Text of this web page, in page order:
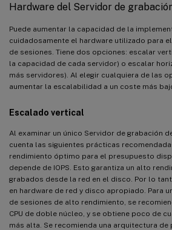
Hardware del Servidor de
Puede aumentar la capacidad de la
cuidadosamente el hardware utilizado para
de sesiones. Tiene dos opciones: escalar
la capacidad de cada servidor) o escalar
más servidores). Al elegir cualquiera de las
aumentar la escalabilidad a un coste más
Escalado vertical
Al examinar un único Servidor de grabación
cuenta las siguientes prácticas
rendimiento óptimo para el presupuesto
depende de IOPS. Esto garantiza un alto
grabados desde la red en el disco. Por lo
en hardware de red y disco apropiado. Para
de sesiones de alto rendimiento, se
CPU de doble núcleo, y se obtiene poco de
más alta. Se recomienda una arquitectura